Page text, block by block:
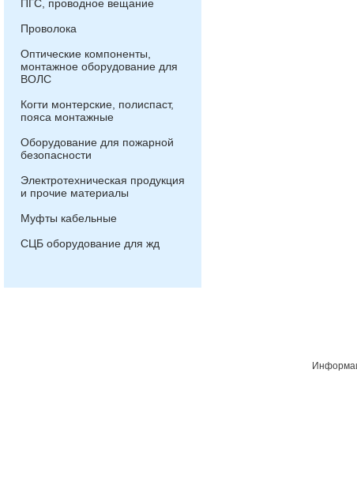
ПГС, проводное вещание
Проволока
Оптические компоненты,
монтажное оборудование для
ВОЛС
Когти монтерские, полиспаст,
пояса монтажные
Оборудование для пожарной
безопасности
Электротехническая продукция
и прочие материалы
Муфты кабельные
СЦБ оборудование для жд